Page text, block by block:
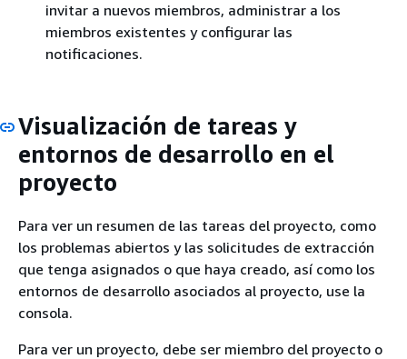
invitar a nuevos miembros, administrar a los
miembros existentes y configurar las
notificaciones.
Visualización de tareas y
entornos de desarrollo en el
proyecto
Para ver un resumen de las tareas del proyecto, como
los problemas abiertos y las solicitudes de extracción
que tenga asignados o que haya creado, así como los
entornos de desarrollo asociados al proyecto, use la
consola.
Para ver un proyecto, debe ser miembro del proyecto o